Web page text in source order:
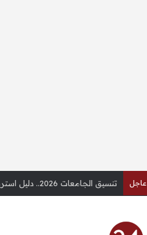
عاجل تنسيق الجامعات 2026.. دليل استرشادي لطلاب الثانوية العامة (س وج) – الإخبارية 24